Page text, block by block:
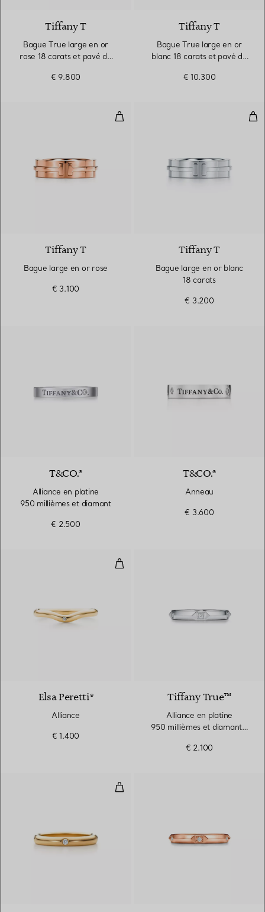
Tiffany T
Bague True large en or
rose 18 carats et pavé de
€ 9.800
Tiffany T
Bague True large en or
blanc 18 carats et pavé de
€ 10.300
Bague large en or rose
Tiffany T
Bague large en or rose
€ 3.100
Tiffany T
Bague large en or blanc
18 carats
€ 3.200
T&CO.®
Alliance en platine
950 millièmes et diamant
€ 2.500
T&CO.®
Anneau
€ 3.600
Alliance
Elsa Peretti®
Alliance
€ 1.400
Tiffany True™
Alliance en platine
950 millièmes et diamants.
€ 2.100
Anneau